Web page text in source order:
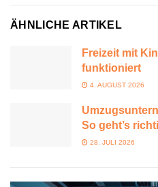
ÄHNLICHE ARTIKEL
Freizeit mit
funktioniert
4. AUGUST 2026
So geht’s
28. JULI 2026